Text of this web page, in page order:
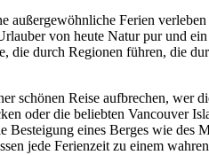
außergewöhnliche Ferien
von heute Natur pur und
die durch Regionen führen, die
schönen Reise aufbrechen, wer
oder die beliebten Vancouver
eines Berges wie des
jede Ferienzeit zu einem